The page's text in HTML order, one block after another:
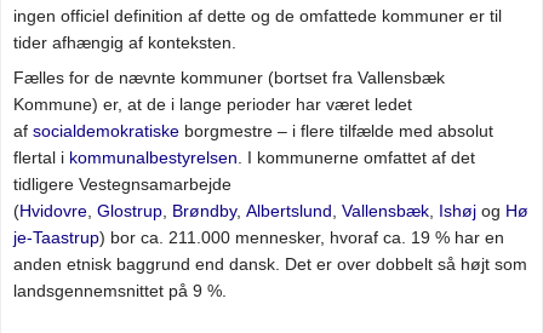
ingen officiel definition af dette og de omfattede kommuner er til
tider afhængig af konteksten.
Fælles for de nævnte kommuner (bortset fra Vallensbæk
Kommune) er, at de i lange perioder har været ledet
af socialdemokratiske borgmestre – i flere tilfælde med absolut
flertal i kommunalbestyrelsen
I kommunerne omfattet af det
tidligere Vestegnsamarbejde
(Hvidovre Glostrup Brøndby, Albertslund Vallensbæk Ishøj og Hø
je-Taastrup) bor ca. 211.000 mennesker, hvoraf ca. 19 % har en
anden etnisk baggrund end dansk. Det er over dobbelt så højt som
landsgennemsnittet på 9 %.